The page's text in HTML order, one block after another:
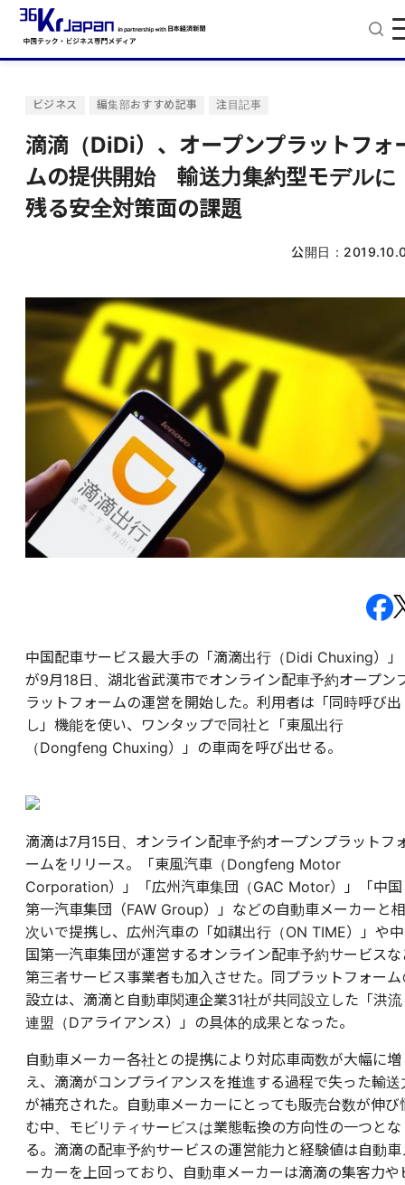
ビジネス 編集部おすすめ記事 注目記事
滴滴（DiDi）、オープンプラットフォ
ムの提供開始 輸送力集約型モデルに
残る安全対策面の課題
公開日：
中国配車サービス最大手の「滴滴出行（Didi Chuxing）」
が9月18日、湖北省武漢市でオンライン配車予約オープン
ラットフォームの運営を開始した。利用者は「同時呼び出
し」機能を使い、ワンタップで同社と「東風出行
（Dongfeng Chuxing）」の車両を呼び出せる。
滴滴は7月15日、オンライン配車予約オープンプラットフ
ームをリリース。「東風汽車（Dongfeng Motor
Corporation）」「広州汽車集団（GAC Motor）」「中国
第一汽車集団（FAW Group）」などの自動車メーカーと相
次いで提携し、広州汽車の「如祺出行（ON TIME）」や中
国第一汽車集団が運営するオンライン配車予約サービスな
第三者サービス事業者も加入させた。同プラットフォーム
設立は、滴滴と自動車関連企業31社が共同設立した「洪流
連盟（Dアライアンス）」の具体的成果となった。
自動車メーカー各社との提携により対応車両数が大幅に増
え、滴滴がコンプライアンスを推進する過程で失った輸送
が補充された。自動車メーカーにとっても販売台数が伸び
む中、モビリティサービスは業態転換の方向性の一つとな
る。滴滴の配車予約サービスの運営能力と経験値は自動車
ーカーを上回っており、自動車メーカーは滴滴の集客力や